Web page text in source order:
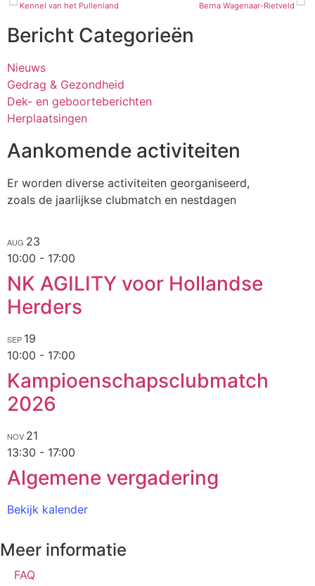
Kennel van het Pullenland Berna Wagenaar-Rietveld
Bericht Categorieën
Nieuws
Gedrag & Gezondheid
Dek- en geboorteberichten
Herplaatsingen
Aankomende activiteiten
Er worden diverse activiteiten georganiseerd,
zoals de jaarlijkse clubmatch en nestdagen
AUG 23
10:00 - 17:00
NK AGILITY voor Hollandse
Herders
SEP 19
10:00 - 17:00
Kampioenschapsclubmatch
2026
NOV 21
13:30 - 17:00
Algemene vergadering
Bekijk kalender
Meer informatie
FAQ